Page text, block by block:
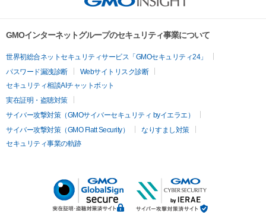
GMOインターネットグループのセキュリティ事業について
世界初総合ネットセキュリティサービス「GMOセキュリティ24」
パスワード漏洩診断
Webサイトリスク診断
セキュリティ相談AIチャットボット
実在証明・盗聴対策
サイバー攻撃対策（GMOサイバーセキュリティ byイエラエ）
サイバー攻撃対策（GMO Flatt Security）
なりすまし対策
セキュリティ事業の軌跡